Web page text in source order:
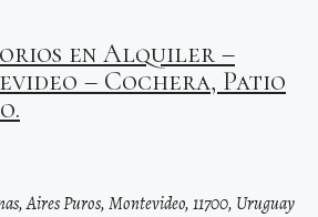
en Alquiler –
– Cochera, Patio
Aires Puros, Montevideo, 11700, Uruguay